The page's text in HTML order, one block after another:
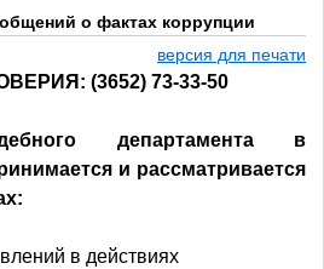
о фактах коррупции
версия для печати
(3652) 73-33-50
департамента в
и рассматривается
в действиях